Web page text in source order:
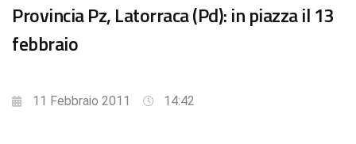
Provincia Pz, Latorraca (Pd): in piazza il 13
febbraio
11 Febbraio 2011 14:42